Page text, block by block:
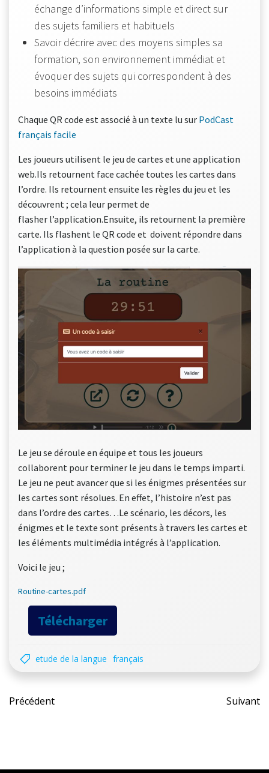
échange d’informations simple et direct sur
des sujets familiers et habituels
Savoir décrire avec des moyens simples sa
formation, son environnement immédiat et
évoquer des sujets qui correspondent à des
besoins immédiats
Chaque QR code est associé à un texte lu sur PodCast
français facile
Les joueurs utilisent le jeu de cartes et une application
web.Ils retournent face cachée toutes les cartes dans
l’ordre. Ils retournent ensuite les règles du jeu et les
découvrent ; cela leur permet de
flasher l’application.Ensuite, ils retournent la première
carte. Ils flashent le QR code et doivent répondre dans
l’application à la question posée sur la carte.
Le jeu se déroule en équipe et tous les joueurs
collaborent pour terminer le jeu dans le temps imparti.
Le jeu ne peut avancer que si les énigmes présentées sur
les cartes sont résolues. En effet, l’histoire n’est pas
dans l’ordre des cartes…Le scénario, les décors, les
énigmes et le texte sont présents à travers les cartes et
les éléments multimédia intégrés à l’application.
Voici le jeu ;
Routine-cartes.pdf
Télécharger
etude de la langue français
Post
Précédent Suivant